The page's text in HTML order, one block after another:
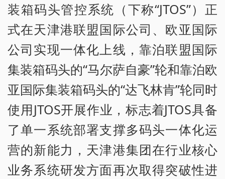
装箱码头管控系统（下称“JTOS”）正
式在天津港联盟国际公司、欧亚国际
公司实现一体化上线，靠泊联盟国际
集装箱码头的“马尔萨自豪”轮和靠泊欧
亚国际集装箱码头的“达飞林肯”轮同时
使用JTOS开展作业，标志着JTOS具备
了单一系统部署支撑多码头一体化运
营的新能力，天津港集团在行业核心
业务系统研发方面再次取得突破性进